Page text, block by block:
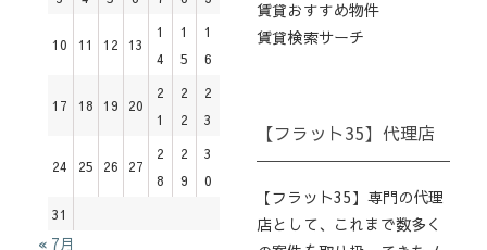
10 11 12 13
1
4
1
5
1
6
17 18 19 20
2
1
2
2
2
3
24 25 26 27
2
8
2
9
3
0
31
« 7月
賃貸おすすめ物件
賃貸検索サーチ
【フラット35】代理店
【フラット35】専門の代理
店として、これまで数多く